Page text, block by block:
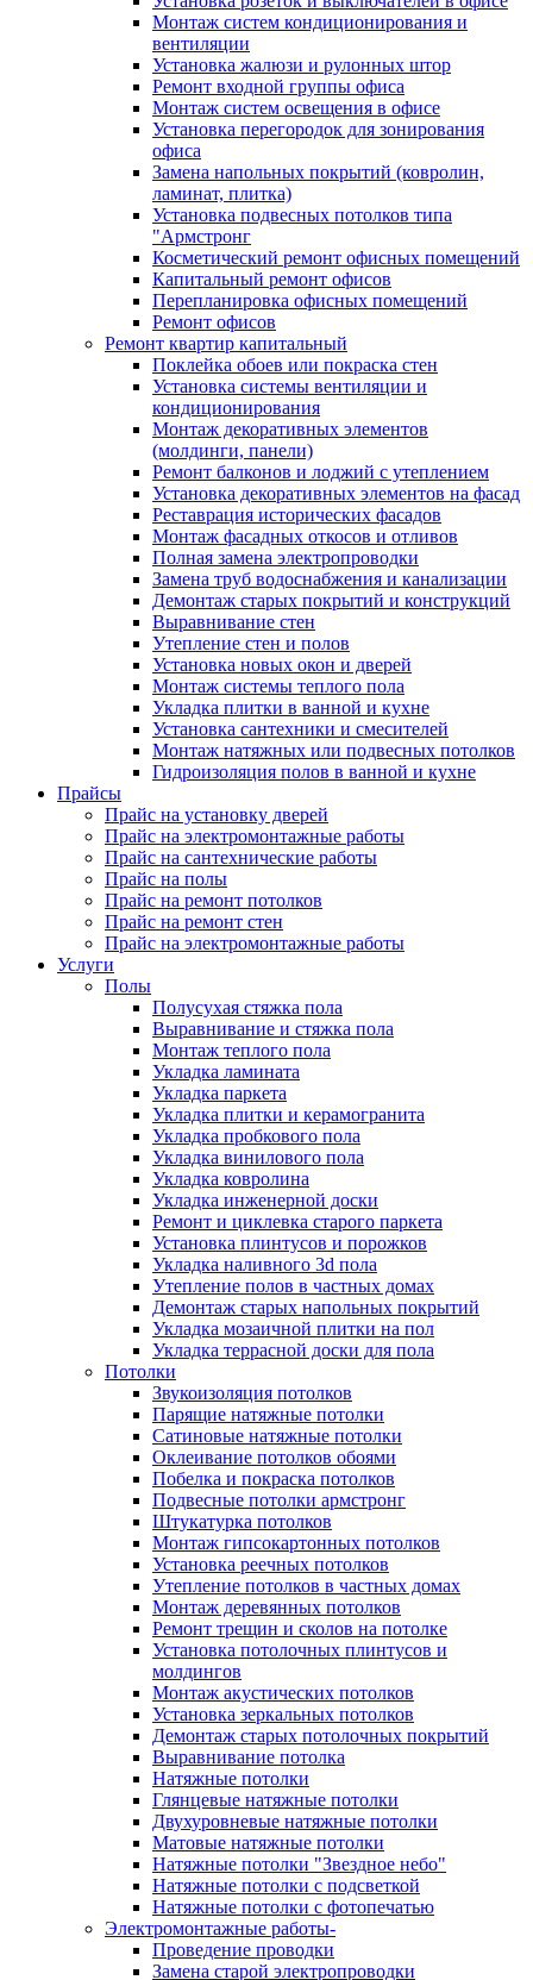
Монтаж систем кондиционирования и
вентиляции
Установка жалюзи и рулонных штор
Ремонт входной группы офиса
Монтаж систем освещения в офисе
Установка перегородок для зонирования
офиса
Замена напольных покрытий (ковролин,
ламинат, плитка)
Установка подвесных потолков типа
"Армстронг
Косметический ремонт офисных помещений
Капитальный ремонт офисов
Перепланировка офисных помещений
Ремонт офисов
Ремонт квартир капитальный
Поклейка обоев или покраска стен
Установка системы вентиляции и
кондиционирования
Монтаж декоративных элементов
(молдинги, панели)
Ремонт балконов и лоджий с утеплением
Установка декоративных элементов на фасад
Реставрация исторических фасадов
Монтаж фасадных откосов и отливов
Полная замена электропроводки
Замена труб водоснабжения и канализации
Демонтаж старых покрытий и конструкций
Выравнивание стен
Утепление стен и полов
Установка новых окон и дверей
Монтаж системы теплого пола
Укладка плитки в ванной и кухне
Установка сантехники и смесителей
Монтаж натяжных или подвесных потолков
Гидроизоляция полов в ванной и кухне
Прайсы
Прайс на установку дверей
Прайс на электромонтажные работы
Прайс на сантехнические работы
Прайс на полы
Прайс на ремонт потолков
Прайс на ремонт стен
Прайс на электромонтажные работы
Услуги
Полы
Полусухая стяжка пола
Выравнивание и стяжка пола
Монтаж теплого пола
Укладка ламината
Укладка паркета
Укладка плитки и керамогранита
Укладка пробкового пола
Укладка винилового пола
Укладка ковролина
Укладка инженерной доски
Ремонт и циклевка старого паркета
Установка плинтусов и порожков
Укладка наливного 3d пола
Утепление полов в частных домах
Демонтаж старых напольных покрытий
Укладка мозаичной плитки на пол
Укладка террасной доски для пола
Потолки
Звукоизоляция потолков
Парящие натяжные потолки
Сатиновые натяжные потолки
Оклеивание потолков обоями
Побелка и покраска потолков
Подвесные потолки армстронг
Штукатурка потолков
Монтаж гипсокартонных потолков
Установка реечных потолков
Утепление потолков в частных домах
Монтаж деревянных потолков
Ремонт трещин и сколов на потолке
Установка потолочных плинтусов и
молдингов
Монтаж акустических потолков
Установка зеркальных потолков
Демонтаж старых потолочных покрытий
Выравнивание потолка
Натяжные потолки
Глянцевые натяжные потолки
Двухуровневые натяжные потолки
Матовые натяжные потолки
Натяжные потолки "Звездное небо"
Натяжные потолки с подсветкой
Натяжные потолки с фотопечатью
Электромонтажные работы-
Проведение проводки
Замена старой электропроводки